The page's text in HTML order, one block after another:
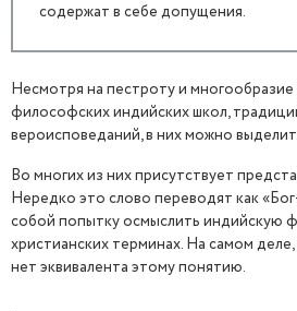
содержат в себе допущения.
Несмотря на пестроту и многообразие
философских индийских школ,
вероисповеданий, в них можно
Во многих из них присутствует
Нередко это слово переводят как
собой попытку осмыслить индийскую
христианских терминах. На самом
нет эквивалента этому понятию.